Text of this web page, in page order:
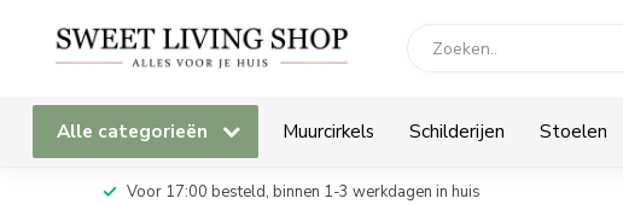
Alle categorieën Muurcirkels Schilderijen Stoelen
Voor 17:00 besteld, binnen 1-3 werkdagen in huis